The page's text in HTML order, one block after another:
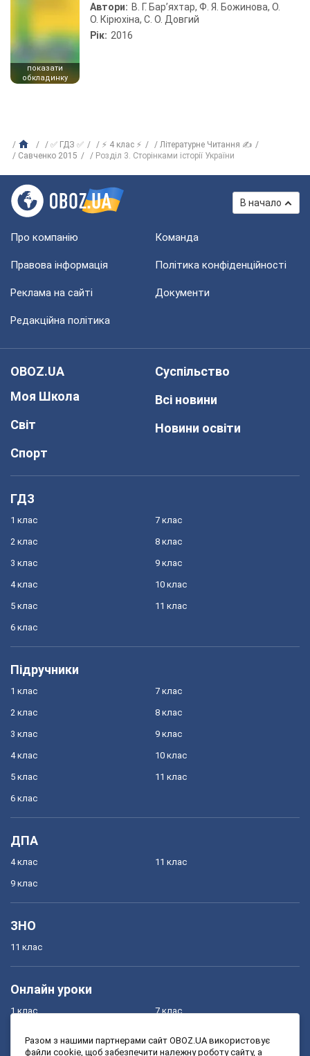
показати
обкладинку
Автори: В. Г. Бар’яхтар, Ф. Я. Божинова, О.
О. Кірюхіна, С. О. Довгий
Рік: 2016
✅ ГДЗ ✅ ⚡ 4 клас ⚡
Літературне Читання ✍
Савченко 2015
Розділ 3. Сторінками історії України
В начало
Про компанію Команда
Правова інформація Політика конфіденційності
Реклама на сайті Документи
Редакційна політика
OBOZ.UA
Моя Школа
Світ
Спорт
Суспільство
Всі новини
Новини освіти
ГДЗ
1 клас
2 клас
3 клас
4 клас
5 клас
6 клас
7 клас
8 клас
9 клас
10 клас
11 клас
Підручники
1 клас
2 клас
3 клас
4 клас
5 клас
6 клас
7 клас
8 клас
9 клас
10 клас
11 клас
ДПА
4 клас
9 клас
11 клас
ЗНО
11 клас
Онлайн уроки
1 клас
3 клас
7 клас
9 клас
Разом з нашими партнерами сайт OBOZ.UA використовує
файли cookie, щоб забезпечити належну роботу сайту, а